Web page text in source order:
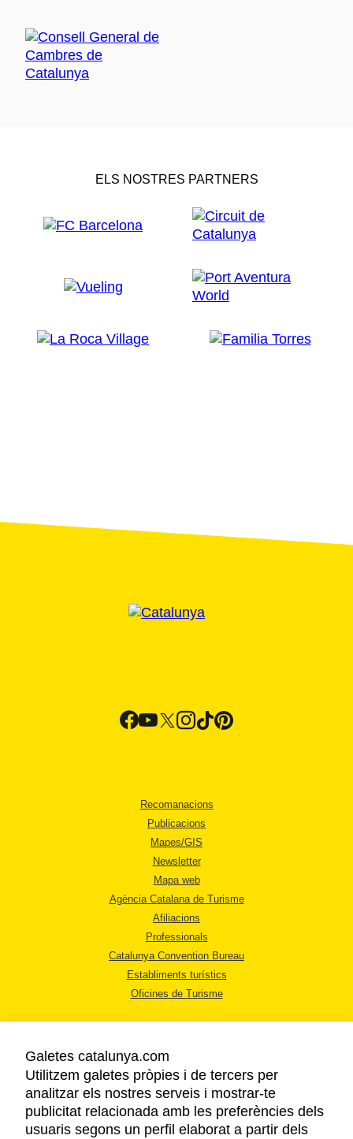
ELS NOSTRES PARTNERS
Recomanacions
Publicacions
Mapes/GIS
Newsletter
Mapa web
Agència Catalana de Turisme
Afiliacions
Professionals
Catalunya Convention Bureau
Establiments turístics
Oficines de Turisme
AVÍS LEGAL
POLÍTICA DE PRIVACITAT
Galetes catalunya.com
Utilitzem galetes pròpies i de tercers per
analitzar els nostres serveis i mostrar-te
publicitat relacionada amb les preferències dels
usuaris segons un perfil elaborat a partir dels